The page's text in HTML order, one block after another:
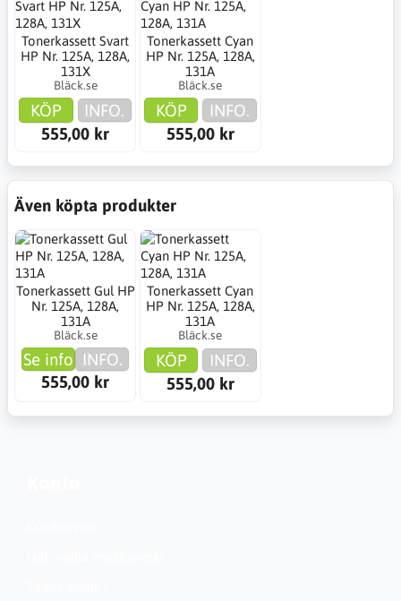
Tonerkassett Svart
HP Nr. 125A, 128A,
131X
Bläck.se
KÖP
INFO.
555,00 kr
Tonerkassett Cyan
HP Nr. 125A, 128A,
131A
Bläck.se
KÖP
INFO.
555,00 kr
Även köpta produkter
Tonerkassett Gul HP
Nr. 125A, 128A,
131A
Bläck.se
Se info INFO.
555,00 kr
Tonerkassett Cyan
HP Nr. 125A, 128A,
131A
Bläck.se
KÖP
INFO.
555,00 kr